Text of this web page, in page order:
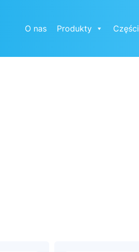
O nas Produkty Części